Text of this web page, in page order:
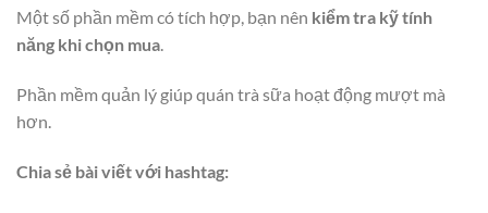
Một số phần mềm có tích hợp, bạn nên kiểm tra kỹ tính
năng khi chọn mua.
Phần mềm quản lý giúp quán trà sữa hoạt động mượt mà
hơn.
Chia sẻ bài viết với hashtag: